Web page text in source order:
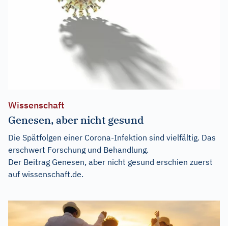
Wissenschaft
Genesen, aber nicht gesund
Die Spätfolgen einer Corona-Infektion sind vielfältig. Das
erschwert Forschung und Behandlung.
Der Beitrag Genesen, aber nicht gesund erschien zuerst
auf wissenschaft.de.